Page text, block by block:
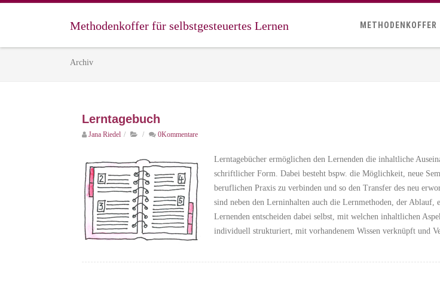
Methodenkoffer für selbstgesteuertes Lernen METHODENKOFFER
Archiv
Lerntagebuch
Jana Riedel / / 0Kommentare
Lerntagebücher ermöglichen den Lernenden die inhaltliche
schriftlicher Form. Dabei besteht bspw. die Möglichkeit, neue
beruflichen Praxis zu verbinden und so den Transfer des neu
sind neben den Lerninhalten auch die Lernmethoden, der
Lernenden entscheiden dabei selbst, mit welchen inhaltlichen
individuell strukturiert, mit vorhandenem Wissen verknüpft und